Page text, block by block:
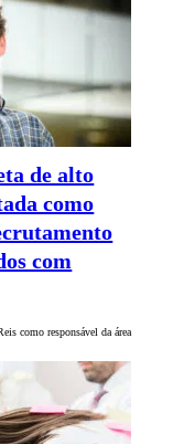
de alto
como
com
como responsável da área